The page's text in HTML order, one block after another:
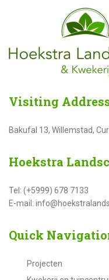
Visiting
Bakufal 13, Willemstad,
Hoekstra
Tel: (+5999) 678 7133
E-mail:
Quick
Projecten